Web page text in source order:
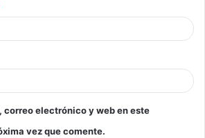
correo electrónico y web en este
vez que comente.